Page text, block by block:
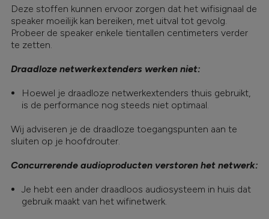
Deze stoffen kunnen ervoor zorgen dat het wifisignaal de
speaker moeilijk kan bereiken, met uitval tot gevolg.
Probeer de speaker enkele tientallen centimeters verder
te zetten.
Draadloze netwerkextenders werken niet:
Hoewel je draadloze netwerkextenders thuis gebruikt,
is de performance nog steeds niet optimaal.
Wij adviseren je de draadloze toegangspunten aan te
sluiten op je hoofdrouter.
Concurrerende audioproducten verstoren het netwerk:
Je hebt een ander draadloos audiosysteem in huis dat
gebruik maakt van het wifinetwerk.